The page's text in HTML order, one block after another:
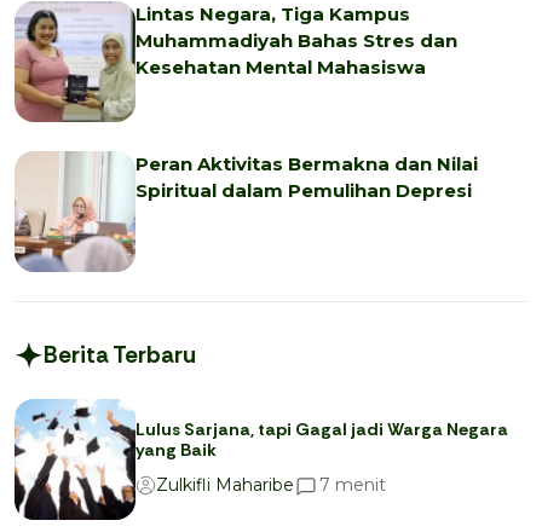
Lintas Negara, Tiga Kampus
Muhammadiyah Bahas Stres dan
Kesehatan Mental Mahasiswa
Peran Aktivitas Bermakna dan Nilai
Spiritual dalam Pemulihan Depresi
Berita Terbaru
Lulus Sarjana, tapi Gagal jadi Warga Negara
yang Baik
Zulkifli Maharibe
7 menit